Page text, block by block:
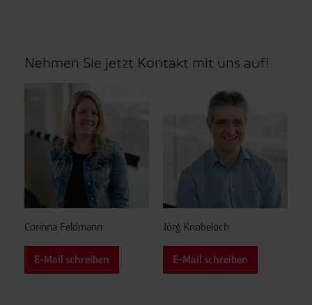
Nehmen Sie jetzt Kontakt mit uns auf!
Corinna Feldmann
E-Mail schreiben
Jörg Knobeloch
E-Mail schreiben